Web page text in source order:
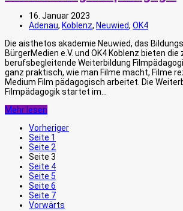
16. Januar 2023
Adenau, Koblenz, Neuwied, OK4
Die aisthetos akademie Neuwied, das
BürgerMedien e.V. und OK4 Koblenz bieten die
berufsbegleitende Weiterbildung
ganz praktisch, wie man Filme macht, Filme
Medium Film pädagogisch arbeitet. Die
Filmpädagogik startet im…
Mehr lesen
Vorheriger
Seite 1
Seite 2
Seite 3
Seite 4
Seite 5
Seite 6
Seite 7
Vorwärts